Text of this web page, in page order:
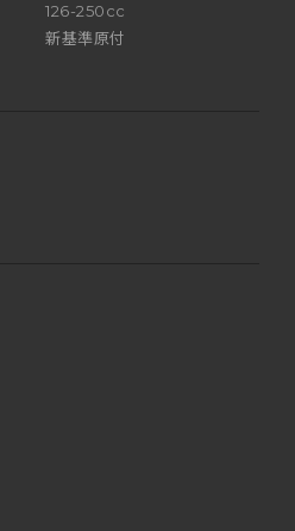
126-250cc
新基準原付